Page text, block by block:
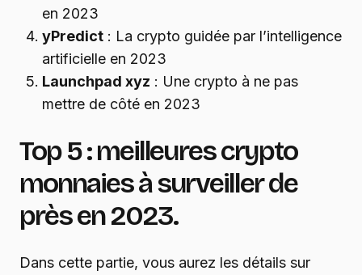
en 2023
yPredict : La crypto guidée par l’intelligence
artificielle en 2023
Launchpad xyz : Une crypto à ne pas
mettre de côté en 2023
Top 5 : meilleures crypto
monnaies à surveiller de
près en 2023.
Dans cette partie, vous aurez les détails sur